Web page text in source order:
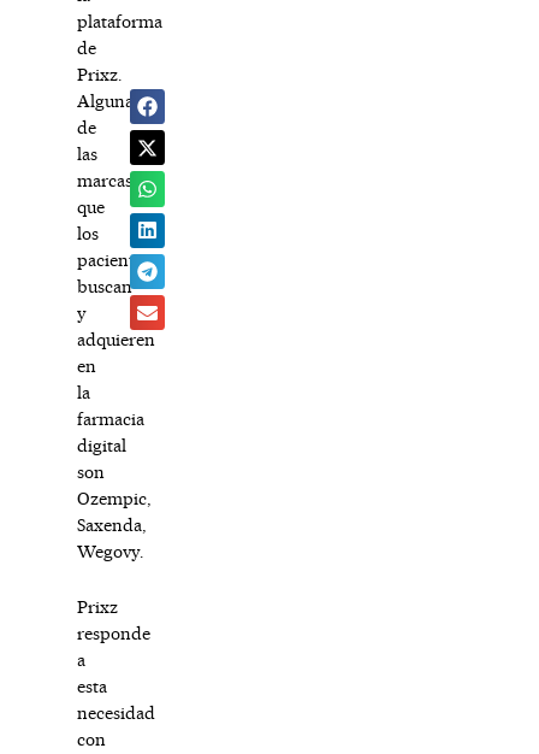
plataforma
de
Prixz.
Algunas
de
las
marcas
que
los
pacientes
buscan
y
adquieren
en
la
farmacia
digital
son
Ozempic,
Saxenda,
Wegovy.
Prixz
responde
a
esta
necesidad
con